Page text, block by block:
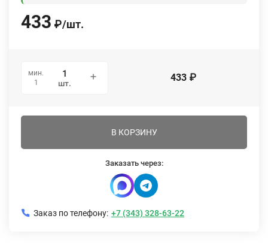
433 ₽/шт.
мин.
1
шт. 433 ₽
В КОРЗИНУ
Заказать через:
Заказ по телефону: +7 (343) 328-63-22